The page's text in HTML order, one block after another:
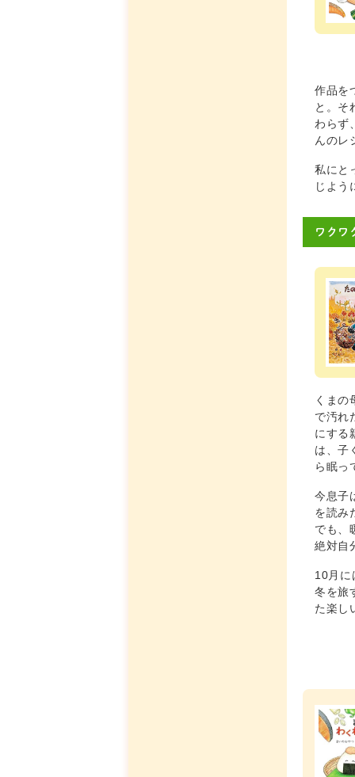
作品を
と。そ
わらず
んのレ
私にと
じよう
ワクワ
くまの
で汚れ
にする
は、子
ら眠っ
今息子
を読み
でも、
絶対自
10月に
冬を旅
た楽し